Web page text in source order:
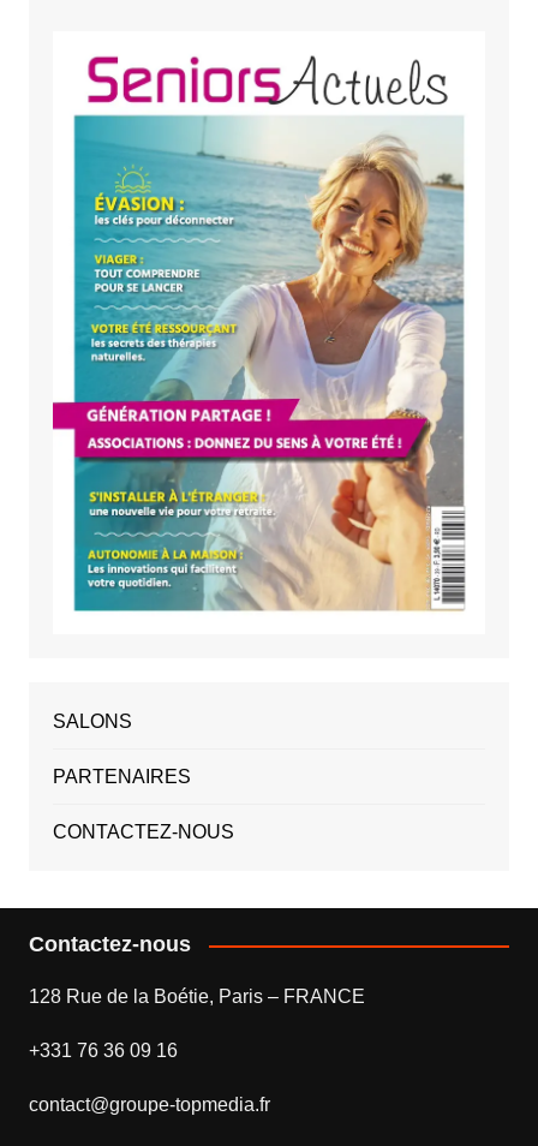
SALONS
PARTENAIRES
CONTACTEZ-NOUS
Contactez-nous
128 Rue de la Boétie, Paris – FRANCE
+331 76 36 09 16
contact@groupe-topmedia.fr